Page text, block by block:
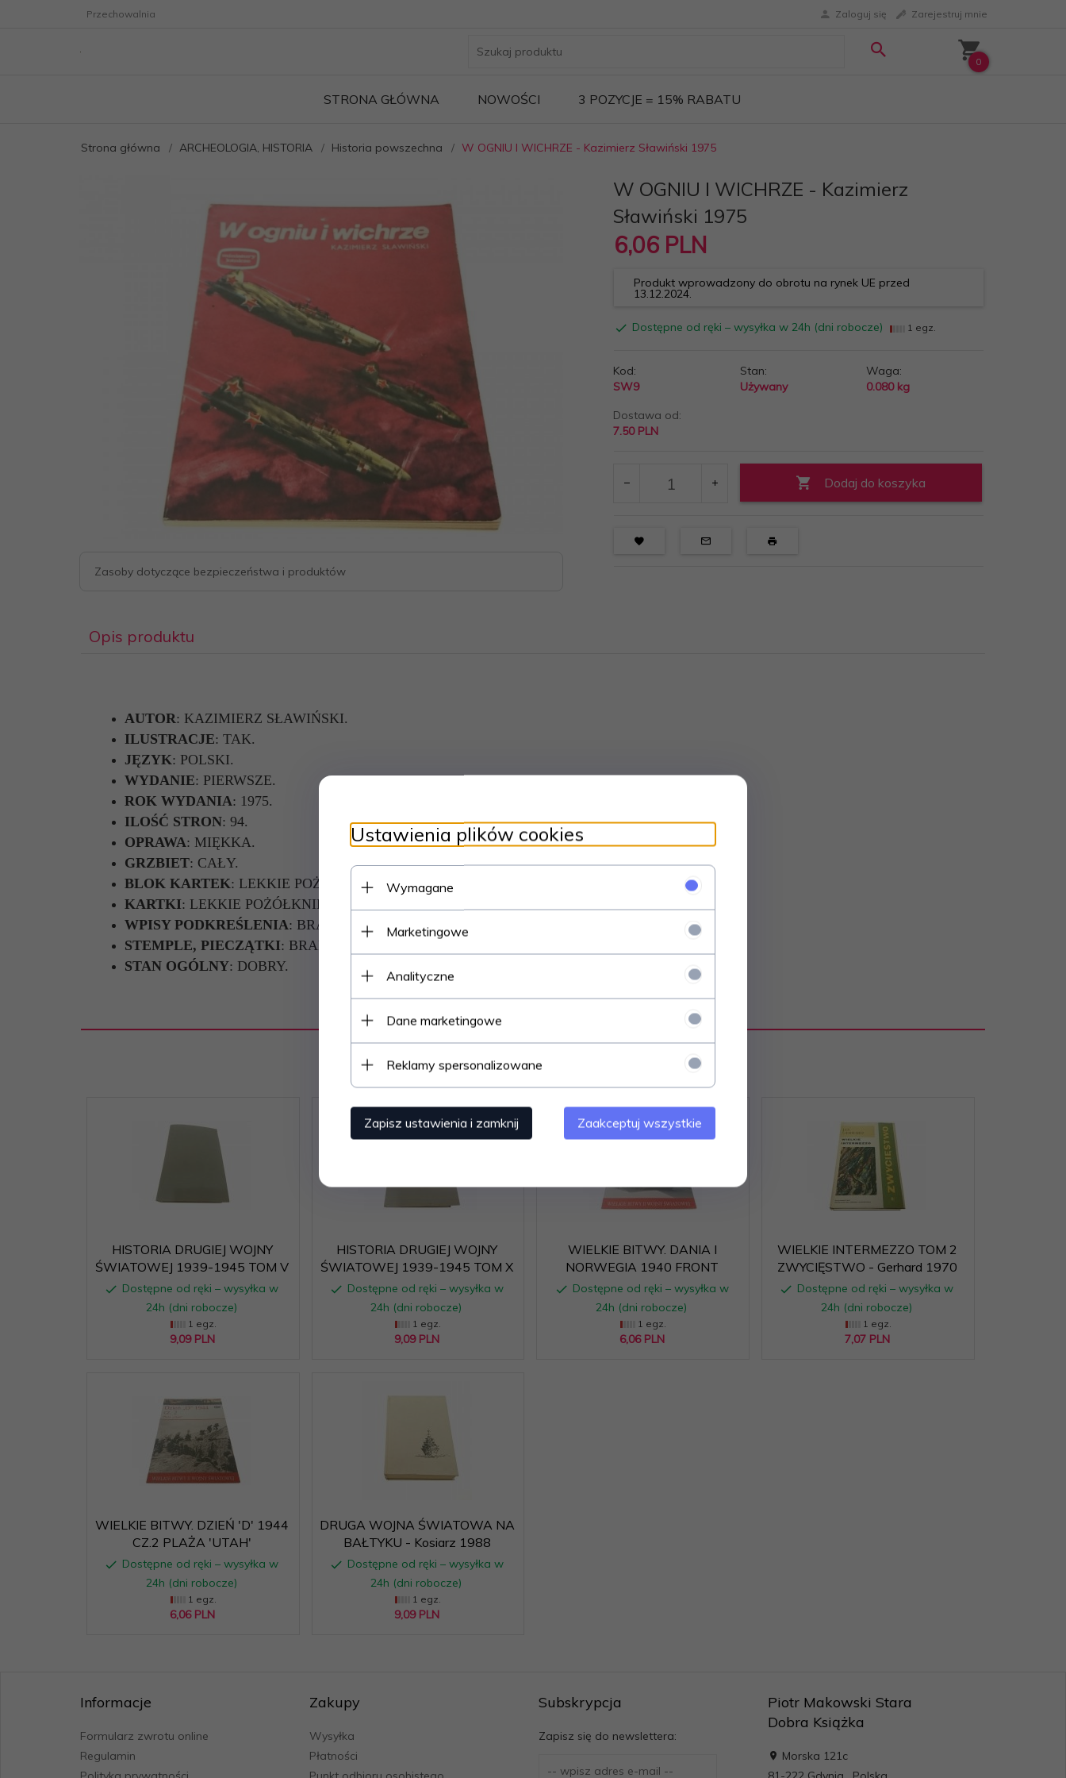
Przechowalnia Zaloguj się Zarejestruj mnie
0
STRONA GŁÓWNA NOWOŚCI 3 POZYCJE = 15% RABATU
Strona główna ARCHEOLOGIA, HISTORIA Historia powszechna W OGNIU I WICHRZE - Kazimierz Sławiński 1975
Zasoby dotyczące bezpieczeństwa i produktów
W OGNIU I WICHRZE - Kazimierz
Sławiński 1975
6,06 PLN
Produkt wprowadzony do obrotu na rynek UE przed
13.12.2024.
Dostępne od ręki – wysyłka w 24h (dni robocze) 1 egz.
Kod:
SW9
Stan:
Używany
Waga:
0.080 kg
Dostawa od:
7.50 PLN
Dodaj do koszyka
Opis produktu
AUTOR: KAZIMIERZ SŁAWIŃSKI.
ILUSTRACJE: TAK.
JĘZYK: POLSKI.
WYDANIE: PIERWSZE.
ROK WYDANIA: 1975.
ILOŚĆ STRON: 94.
OPRAWA: MIĘKKA.
GRZBIET: CAŁY.
BLOK KARTEK: LEKKIE POŻÓŁKNIĘCIE.
KARTKI: LEKKIE POŻÓŁKNIĘCIE, DELIKATNE NAGIĘCIE NA ROGU.
WPISY PODKREŚLENIA: BRAK.
STEMPLE, PIECZĄTKI: BRAK.
STAN OGÓLNY: DOBRY.
Polecamy
HISTORIA DRUGIEJ WOJNY
ŚWIATOWEJ 1939-1945 TOM V
Dostępne od ręki – wysyłka w
24h (dni robocze)
1 egz.
9,09 PLN
HISTORIA DRUGIEJ WOJNY
ŚWIATOWEJ 1939-1945 TOM X
Dostępne od ręki – wysyłka w
24h (dni robocze)
1 egz.
9,09 PLN
WIELKIE BITWY. DANIA I
NORWEGIA 1940 FRONT
Dostępne od ręki – wysyłka w
24h (dni robocze)
1 egz.
6,06 PLN
WIELKIE INTERMEZZO TOM 2
ZWYCIĘSTWO - Gerhard 1970
Dostępne od ręki – wysyłka w
24h (dni robocze)
1 egz.
7,07 PLN
WIELKIE BITWY. DZIEŃ 'D' 1944
CZ.2 PLAŻA 'UTAH'
Dostępne od ręki – wysyłka w
24h (dni robocze)
1 egz.
6,06 PLN
DRUGA WOJNA ŚWIATOWA NA
BAŁTYKU - Kosiarz 1988
Dostępne od ręki – wysyłka w
24h (dni robocze)
1 egz.
9,09 PLN
Informacje
Formularz zwrotu online
Regulamin
Zakupy
Wysyłka
Płatności
Subskrypcja
Zapisz się do newslettera:
Piotr Makowski Stara
Dobra Książka
Morska 121c
Ustawienia plików cookies
Wymagane
Marketingowe
Analityczne
Dane marketingowe
Reklamy spersonalizowane
Zapisz ustawienia i zamknij Zaakceptuj wszystkie